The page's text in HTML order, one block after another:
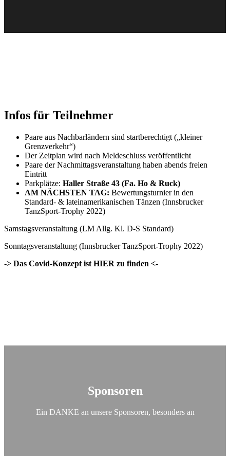
Infos für Teilnehmer
Paare aus Nachbarländern sind startberechtigt („kleiner
Grenzverkehr“)
Der Zeitplan wird nach Meldeschluss veröffentlicht
Paare der Nachmittagsveranstaltung haben abends freien
Eintritt
Parkplätze: Haller Straße 43 (Fa. Ho & Ruck)
AM NÄCHSTEN TAG: Bewertungsturnier in den
Standard- & lateinamerikanischen Tänzen (Innsbrucker
TanzSport-Trophy 2022)
Samstagsveranstaltung (LM Allg. Kl. D-S Standard)
Sonntagsveranstaltung (Innsbrucker TanzSport-Trophy 2022)
-> Das Covid-Konzept ist HIER zu finden <-
Sponsoren
Ein DANKE an unsere Sponsoren, besonders an